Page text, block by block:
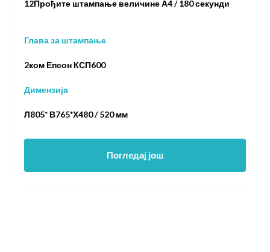
12Прођите штампање величине А4 / 180 секунди
Глава за штампање
2ком Епсон КСП600
Димензија
Л805* В765*Х480 / 520 мм
Погледај још